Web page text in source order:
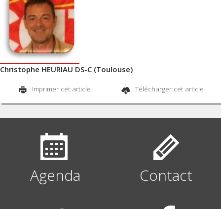
Christophe HEURIAU DS-C (Toulouse)
Imprimer cet article Télécharger cet article
Agenda Contact